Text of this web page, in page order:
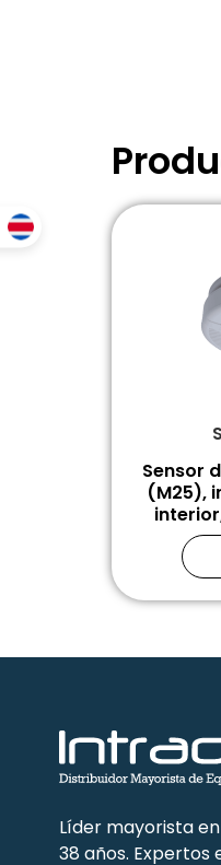
Sensor
(M25),
Líder mayorista
38 años. Expertos